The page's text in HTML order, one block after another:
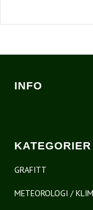
INFO
KATEGORIER
GRAFITT
METEOROLOGI /